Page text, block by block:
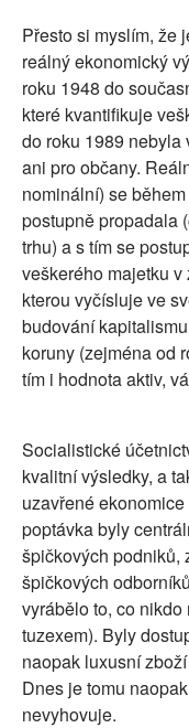
Přesto si myslím, že
reálný ekonomický
roku 1948 do
které kvantifikuje
do roku 1989 nebyla
ani pro občany.
nominální) se
postupně propadala
trhu) a s tím se
veškerého majetku
kterou vyčísluje ve
budování
koruny (zejména od
tím i hodnota aktiv,
Socialistické
kvalitní výsledky, a
uzavřené
poptávka byly
špičkových podniků,
špičkových
vyrábělo to, co nikdo
tuzexem). Byly
naopak luxusní
Dnes je tomu
nevyhovuje.